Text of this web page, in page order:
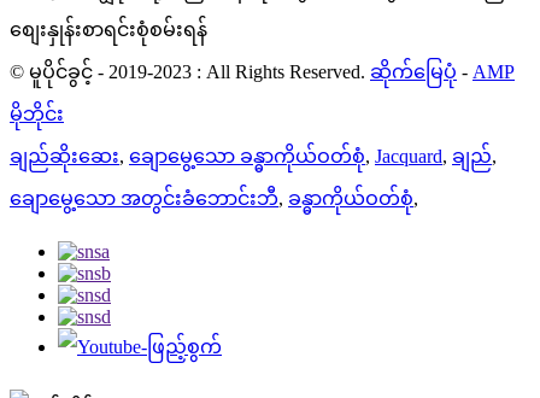
စျေးနှုန်းစာရင်းစုံစမ်းရန်
© မူပိုင်ခွင့် - 2019-2023 : All Rights Reserved. ဆိုက်မြေပုံ - AMP
မိုဘိုင်း
ချည်ဆိုးဆေး, ချောမွေ့သော ခန္ဓာကိုယ်ဝတ်စုံ, Jacquard, ချည်,
ချောမွေ့သော အတွင်းခံဘောင်းဘီ, ခန္ဓာကိုယ်ဝတ်စုံ,